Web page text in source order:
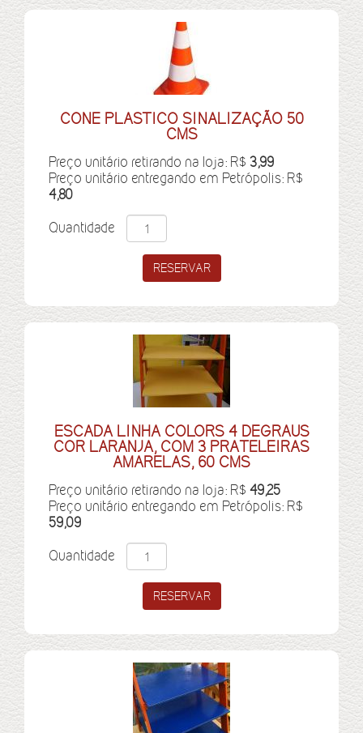
CONE PLASTICO SINALIZAÇÃO 50
CMS
Preço unitário retirando na loja: R$ 3,99
Preço unitário entregando em Petrópolis: R$
4,80
Quantidade
ESCADA LINHA COLORS 4 DEGRAUS
COR LARANJA, COM 3 PRATELEIRAS
AMARELAS, 60 CMS
Preço unitário retirando na loja: R$ 49,25
Preço unitário entregando em Petrópolis: R$
59,09
Quantidade